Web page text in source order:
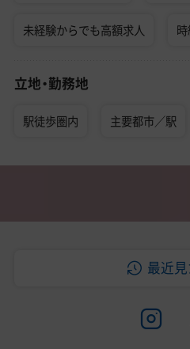
未経験からでも高額求人
立地・勤務地
駅徒歩圏内 主要都市／駅
最近